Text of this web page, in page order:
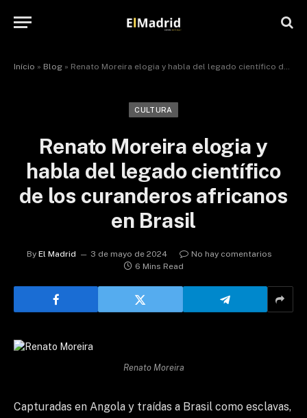
Início » Blog » Renato Moreira elogia y habla del legado científico de los curanderos africanos en Brasil
CULTURA
Renato Moreira elogia y
habla del legado científico
de los curanderos africanos
en Brasil
By El Madrid 3 de mayo de 2024
No hay comentarios
6 Mins Read
Renato Moreira
Capturadas en Angola y traídas a Brasil como esclavas,